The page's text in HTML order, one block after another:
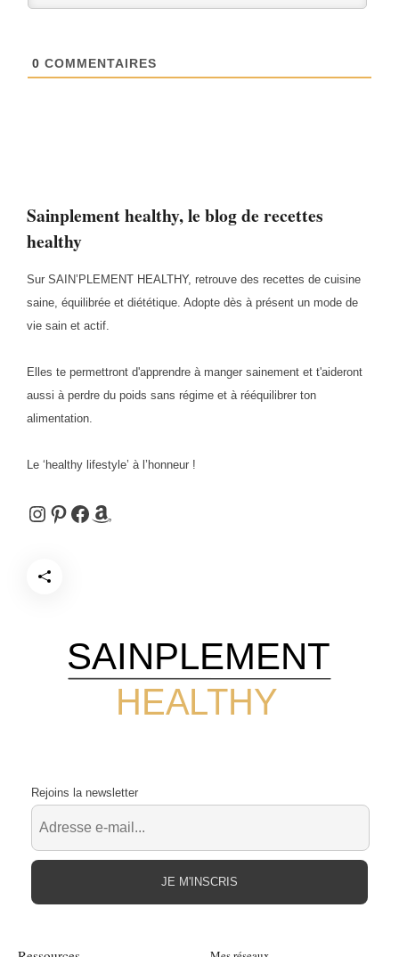
Sainplement healthy, le blog de recettes
healthy
Sur SAIN’PLEMENT HEALTHY, retrouve des recettes de cuisine
saine, équilibrée et diététique. Adopte dès à présent un mode de
vie sain et actif.
Elles te permettront d'apprendre à manger sainement et t'aideront
aussi à perdre du poids sans régime et à rééquilibrer ton
alimentation.
Le ‘healthy lifestyle’ à l’honneur !
Instagram
Pinterest
Facebook
Amazon
0 COMMENTAIRES
HEALTHY
SAINPLEMENT
Rejoins la newsletter
JE M'INSCRIS